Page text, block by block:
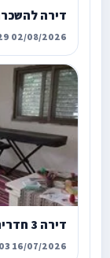
דירה
02/08/2026 09:29
דירה 3 חדרים להשכרה ברמת גן, הגלגל, הלל
16/07/2026 19:03